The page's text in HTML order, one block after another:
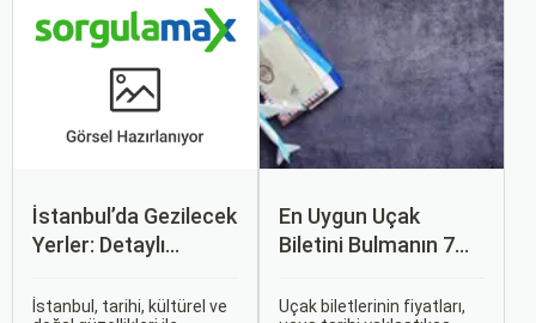
İstanbul’da Gezilecek
Yerler: Detaylı
İstanbul, tarihi, kültürel ve
En Uygun Uçak
Biletini Bulmanın 7
Uçak biletlerinin fiyatları,